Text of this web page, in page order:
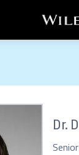
Dr.